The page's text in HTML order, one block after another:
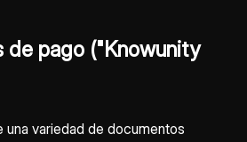
de pago ("Knowunity
una variedad de documentos